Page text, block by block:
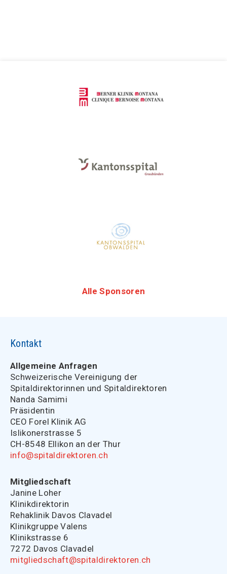
Alle Sponsoren
Kontakt
Allgemeine Anfragen
Schweizerische Vereinigung der
Spitaldirektorinnen und Spitaldirektoren
Nanda Samimi
Präsidentin
CEO Forel Klinik AG
Islikonerstrasse 5
CH-8548 Ellikon an der Thur
info@spitaldirektoren.ch
Mitgliedschaft
Janine Loher
Klinikdirektorin
Rehaklinik Davos Clavadel
Klinikgruppe Valens
Klinikstrasse 6
7272 Davos Clavadel
mitgliedschaft@spitaldirektoren.ch